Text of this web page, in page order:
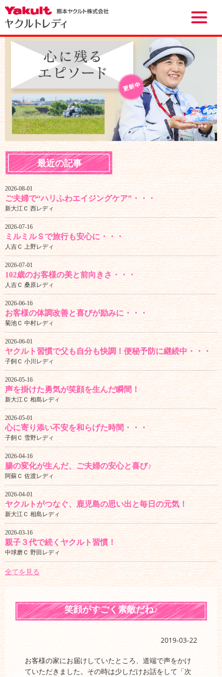
Toggle
最近の記事
2026-08-01
ご夫婦で“ハリふわエイジングケア”・・・
新大江Ｃ 西レディ
2026-07-16
ミルミルＳで旅行も安心に・・・
人吉Ｃ 上野レディ
2026-07-01
102歳のお客様の美と前向きさ・・・
人吉Ｃ 桑原レディ
2026-06-16
お客様の体調改善と喜びが励みに・・・
菊池Ｃ 中村レディ
2026-06-01
ヤクルト習慣で父も自分も快調！便秘予防に継続中・・・
子飼Ｃ 小川レディ
2026-05-16
声を掛けた勇気が笑顔を生んだ瞬間！
新大江Ｃ 相島レディ
2026-05-01
心に寄り添い不安を和らげた時間・・・
子飼Ｃ 雪野レディ
2026-04-16
腸の変化が生んだ、ご夫婦の安心と喜び♪
阿蘇Ｃ 佐渡レディ
2026-04-01
ヤクルトがつなぐ、鹿児島の思い出と毎日の元気！
新大江Ｃ 相島レディ
2026-03-16
親子３代で続くヤクルト習慣！
中球磨Ｃ 野田レディ
全てを見る
笑顔がすごく素敵だね♪
2019-03-22
お客様の家にお届けしていたところ、道端で声をかけ
ていただきました。その時は少しだけお話をして「次